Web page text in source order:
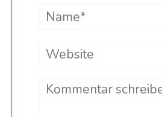
Name*
Website
Comment